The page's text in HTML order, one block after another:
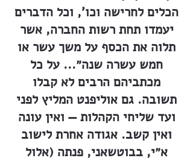
הכלים לחרישה וכו', וכל הדברים
יעמדו תחת רשות החברה, אשר
תלוה את הכסף על משך עשר או
חמש עשרה שנה״... על כל
מכתביהם הרבים לא קבלו
תשובה. גם אוליפנט המליץ לפני
ועד שליחי הקהלות — ואין עונה
ואין קשב. אגודה אחרת לישוב
א״י, בבוטשאני, פנתה (אלול